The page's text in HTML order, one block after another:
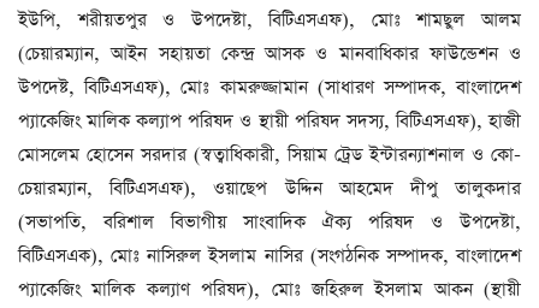
ইউপি, শরীয়তপুর ও উপদেষ্টা, বিটিএসএফ), মোঃ শামছুল আলম
(চেয়ারম্যান, আইন সহায়তা কেন্দ্র আসক ও মানবাধিকার ফাউন্ডেশন ও
উপদেষ্ট, বিটিএসএফ), মোঃ কামরুজ্জামান (সাধারণ সম্পাদক, বাংলাদেশ
প্যাকেজিং মালিক কল্যাপ পরিষদ ও স্থায়ী পরিষদ সদস্য, বিটিএসএফ), হাজী
মোসলেম হোসেন সরদার (স্বত্বাধিকারী, সিয়াম ট্রেড ইন্টারন্যাশনাল ও কো-
চেয়ারম্যান, বিটিএসএফ), ওয়াছেপ উদ্দিন আহমেদ দীপু তালুকদার
(সভাপতি, বরিশাল বিভাগীয় সাংবাদিক ঐক্য পরিষদ ও উপদেষ্টা,
বিটিএসএক), মোঃ নাসিরুল ইসলাম নাসির (সংগঠনিক সম্পাদক, বাংলাদেশ
প্যাকেজিং মালিক কল্যাণ পরিষদ), মোঃ জহিরুল ইসলাম আকন (স্থায়ী